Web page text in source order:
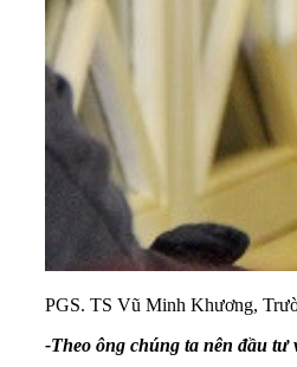
PGS. TS Vũ Minh Khương,
-Theo ông chúng ta nên đầu